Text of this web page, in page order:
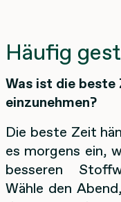
Häufig
Was ist die
einzunehmen?
Die beste Zeit
es morgens ein,
besseren
Wähle den